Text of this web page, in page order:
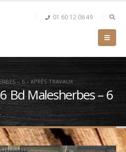
01 60 12 06 49
– 6 – APRÈS TRAVAUX
Bd Malesherbes – 6